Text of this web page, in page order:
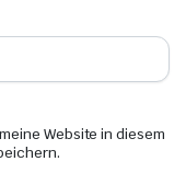
Website in diesem